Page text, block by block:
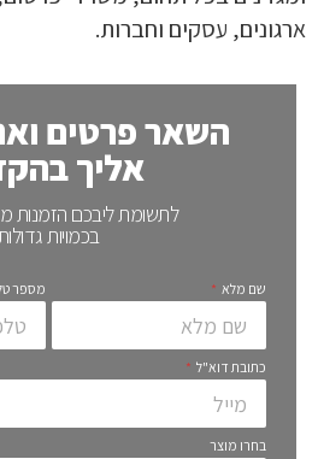
ארגונים, עסקים וחברות.
השאר פרטים
אליך
לתשומת ליבכם הזמנות
בכמויות
שם מלא מספר
כתובת דוא"ל
בחרו מוצר